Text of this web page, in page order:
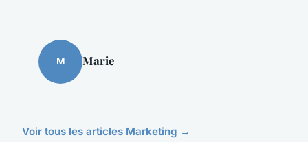
M Marie
Voir tous les articles Marketing →